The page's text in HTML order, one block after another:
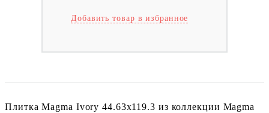
Добавить товар в избранное
Плитка Magma Ivory 44.63x119.3 из коллекции Magma